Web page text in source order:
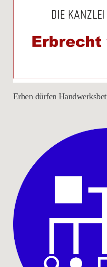
Erben dürfen